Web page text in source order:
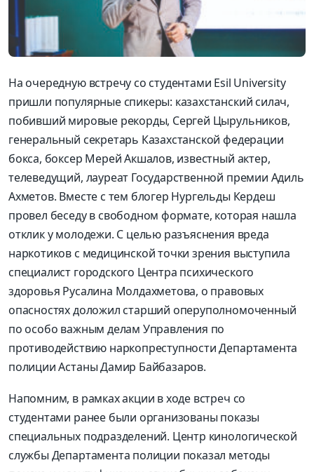
На очередную встречу со студентами Esil University
пришли популярные спикеры: казахстанский силач,
побивший мировые рекорды, Сергей Цырульников,
генеральный секретарь Казахстанской федерации
бокса, боксер Мерей Акшалов, известный актер,
телеведущий, лауреат Государственной премии Адиль
Ахметов. Вместе с тем блогер Нургельды Кердеш
провел беседу в свободном формате, которая нашла
отклик у молодежи. С целью разъяснения вреда
наркотиков с медицинской точки зрения выступила
специалист городского Центра психического
здоровья Русалина Молдахметова, о правовых
опасностях доложил старший оперуполномоченный
по особо важным делам Управления по
противодействию наркопреступности Департамента
полиции Астаны Дамир Байбазаров.
Напомним, в рамках акции в ходе встреч со
студентами ранее были организованы показы
специальных подразделений. Центр кинологической
службы Департамента полиции показал методы